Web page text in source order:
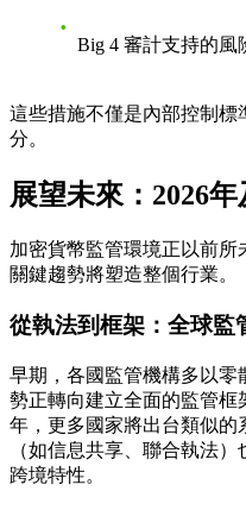
Big 4 審計支持的風
這些措施不僅是內部控制標
分。
展望未來：2026
加密貨幣監管環境正以前
關鍵趨勢將塑造整個行業。
從執法到框架：全球監
早期，各國監管機構多以零
勢正轉向建立全面的監管
年，更多國家將出台類似的
（如信息共享、聯合執法
跨境特性。